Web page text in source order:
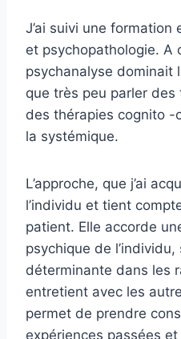
J’ai suivi une formation
et psychopathologie. A
psychanalyse dominait
que très peu parler
des thérapies cognito
la systémique.
L’approche, que j’ai
l’individu et tient
patient. Elle accorde
psychique de
déterminante dans les
entretient avec les
permet de prendre
expériences passées